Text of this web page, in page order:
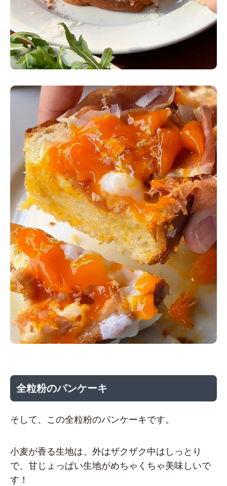
全粒粉のパンケーキ
そして、この全粒粉のパンケーキです。
小麦が香る生地は、外はザクザク中はしっとり
で、甘じょっぱい生地がめちゃくちゃ美味しいで
す！